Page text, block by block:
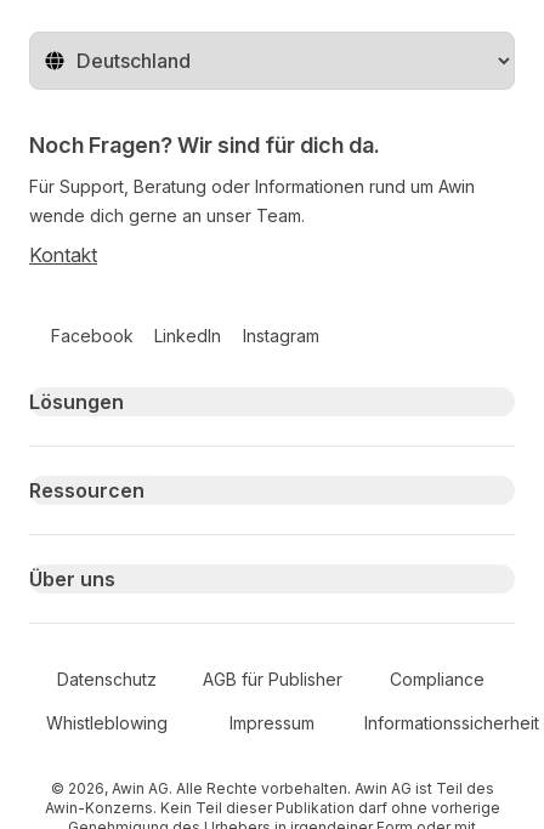
Region ändern
Noch Fragen? Wir sind für dich da.
Für Support, Beratung oder Informationen rund um Awin
wende dich gerne an unser Team.
Kontakt
Facebook LinkedIn Instagram
Primary footer navigation
Lösungen
Ressourcen
Über uns
Secondary Footer Navigation
Datenschutz AGB für Publisher Compliance
Whistleblowing Impressum Informationssicherheit
© 2026, Awin AG. Alle Rechte vorbehalten. Awin AG ist Teil des
Awin-Konzerns. Kein Teil dieser Publikation darf ohne vorherige